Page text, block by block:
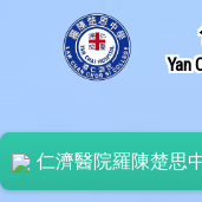
Yan
仁濟醫院羅陳楚思